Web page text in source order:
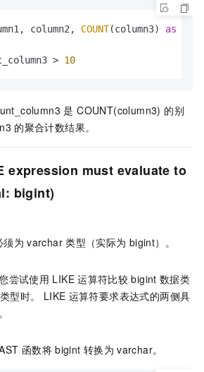
column2, COUNT(column3) as
> 10
是 COUNT(column3) 的别
的聚合计数结果。
expression must evaluate to
bigint)
须为 varchar 类型（实际为 bigint）。
尝试使用 LIKE 运算符比较 bigint 数据类
型时。 LIKE 运算符要求表达式的两侧具
函数将 bigint 转换为 varchar。